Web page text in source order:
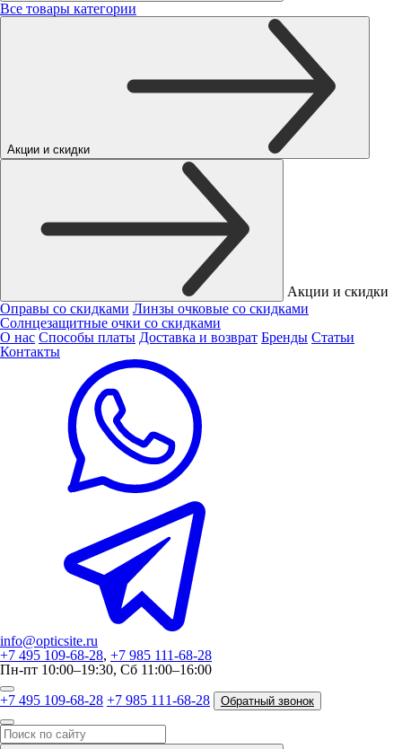
Все товары категории
Акции и скидки
Акции и скидки
Оправы со скидками Линзы очковые со скидками
Солнцезащитные очки со скидками
О нас Способы платы Доставка и возврат Бренды Статьи
Контакты
info@opticsite.ru
+7 495 109-68-28, +7 985 111-68-28
Пн-пт 10:00–19:30, Сб 11:00–16:00
+7 495 109-68-28 +7 985 111-68-28 Обратный звонок